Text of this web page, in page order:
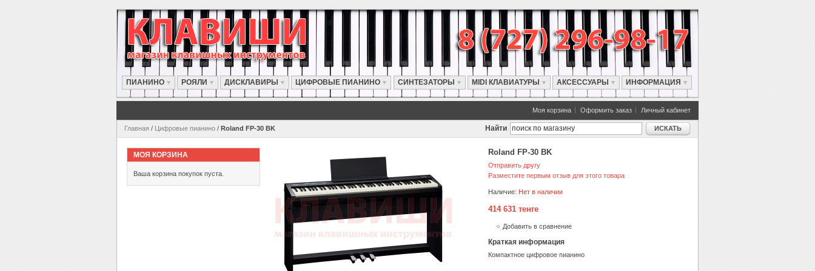
ПИАНИНО РОЯЛИ ДИСКЛАВИРЫ ЦИФРОВЫЕ ПИАНИНО СИНТЕЗАТОРЫ MIDI КЛАВИАТУРЫ АКСЕССУАРЫ ИНФОРМАЦИЯ
Моя корзина Оформить заказ Личный кабинет
Главная / Цифровые пианино / Roland FP-30 BK Найти ИСКАТЬ
Roland FP-30 BK
Отправить другу
Разместите первым отзыв для этого товара
Наличие: Нет в наличии
414 631 тенге
Добавить в сравнение
Краткая информация
Компактное цифровое пианино
МОЯ КОРЗИНА
Ваша корзина покупок пуста.